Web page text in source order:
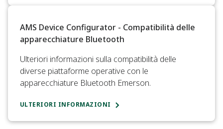
AMS Device Configurator - Compatibilità delle
apparecchiature Bluetooth
Ulteriori informazioni sulla compatibilità delle
diverse piattaforme operative con le
apparecchiature Bluetooth Emerson.
ULTERIORI INFORMAZIONI